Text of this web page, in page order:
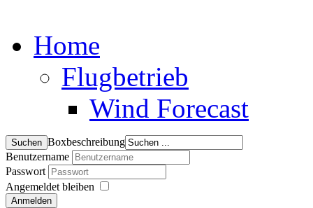
Home
Flugbetrieb
Wind Forecast
Boxbeschreibung
Benutzername
Passwort
Angemeldet bleiben
Anmelden